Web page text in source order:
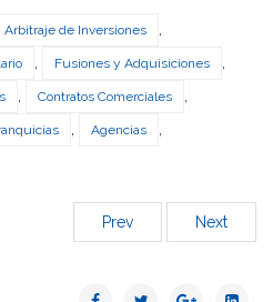
Arbitraje de Inversiones
Fusiones y Adquisiciones
Contratos Comerciales
Agencias
Prev Next